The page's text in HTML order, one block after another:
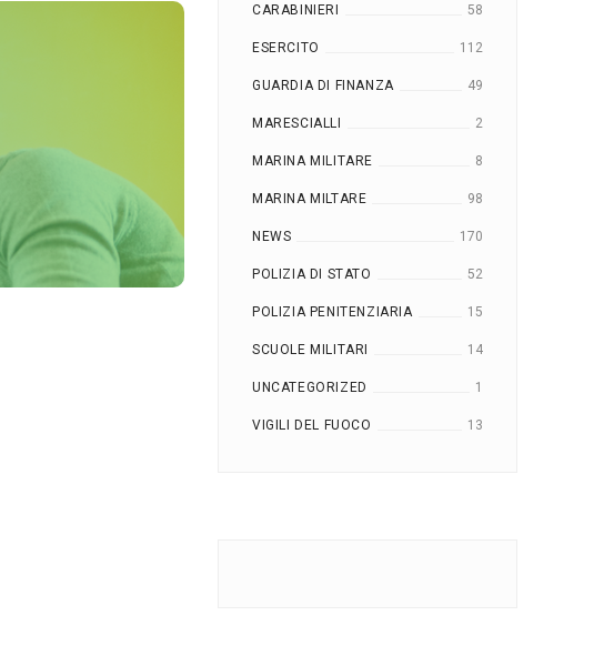
CARABINIERI 58
ESERCITO 112
GUARDIA DI FINANZA 49
MARESCIALLI 2
MARINA MILITARE 8
MARINA MILTARE 98
NEWS 170
POLIZIA DI STATO 52
POLIZIA PENITENZIARIA 15
SCUOLE MILITARI 14
UNCATEGORIZED 1
VIGILI DEL FUOCO 13